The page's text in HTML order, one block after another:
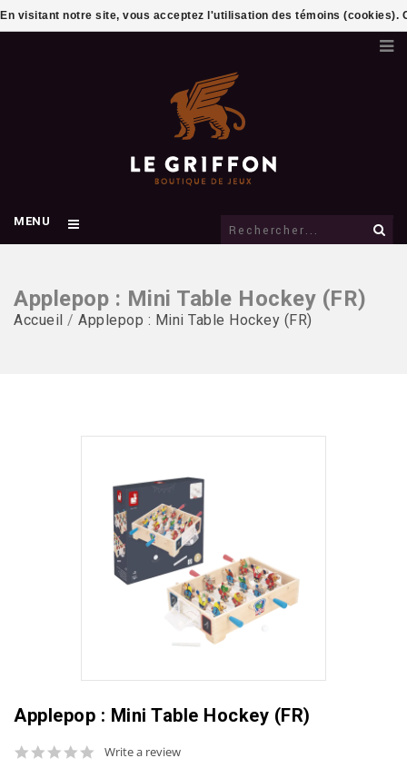
MENU
Applepop : Mini Table Hockey (FR)
Accueil / Applepop : Mini Table Hockey (FR)
Applepop : Mini Table Hockey (FR)
0.0
Write a review
En visitant notre site, vous acceptez l'utilisation des témoins